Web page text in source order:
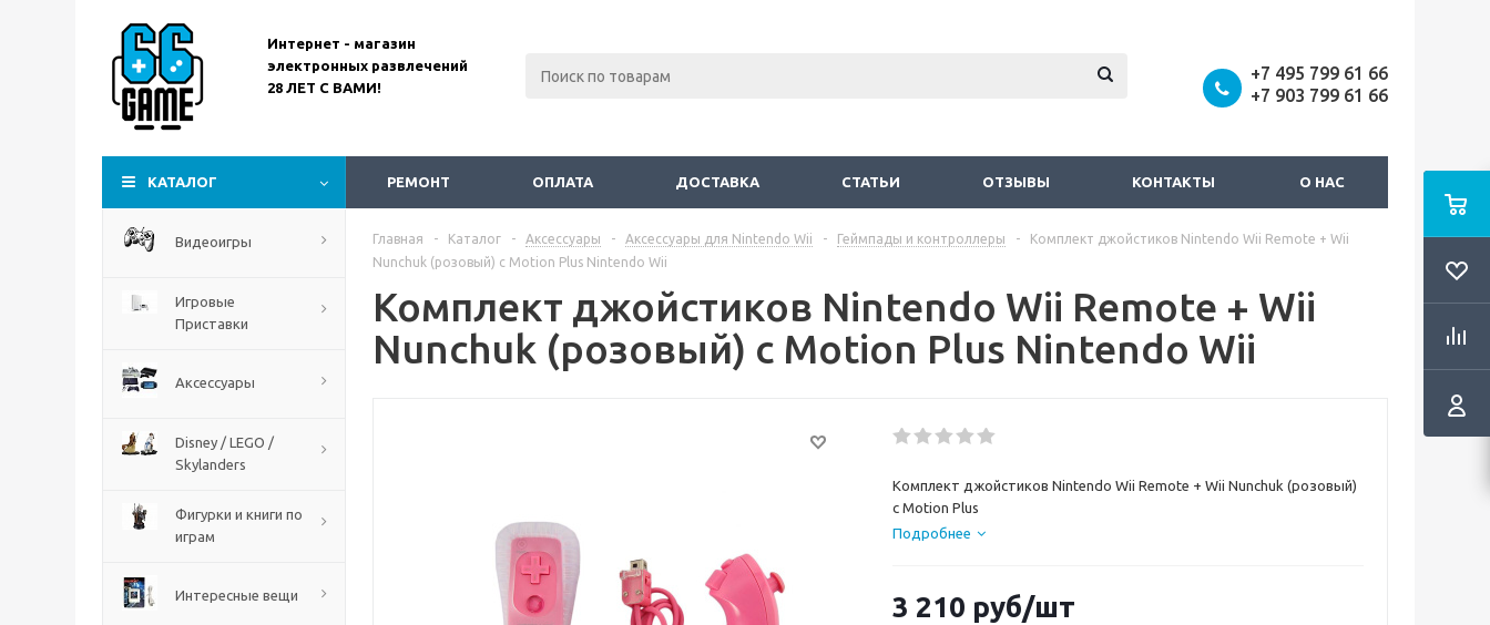
Интернет - магазин
электронных развлечений
28 ЛЕТ С ВАМИ!
+7 495 799 61 66
+7 903 799 61 66
КАТАЛОГ РЕМОНТ ОПЛАТА ДОСТАВКА СТАТЬИ ОТЗЫВЫ КОНТАКТЫ О НАС
Видеоигры
Игровые
Приставки
Аксессуары
Disney / LEGO /
Skylanders
Фигурки и книги по
играм
Интересные вещи
The Blood of Dawnwalker
Главная - Каталог - Аксессуары - Аксессуары для Nintendo Wii - Геймпады и контроллеры -
Комплект джойстиков Nintendo Wii Remote + Wii
Nunchuk (розовый) c Motion Plus Nintendo Wii
Комплект джойстиков Nintendo Wii Remote + Wii
Nunchuk (розовый) c Motion Plus Nintendo Wii
Комплект джойстиков Nintendo Wii Remote + Wii Nunchuk (розовый)
c Motion Plus
Подробнее
3 210 руб/шт